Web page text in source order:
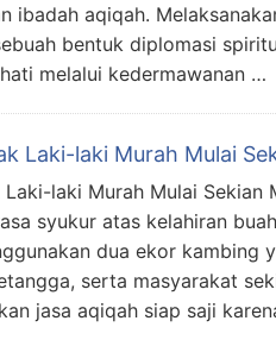
ibadah aqiqah.
bentuk diplomasi
melalui kedermawanan …
Laki-laki Murah Mulai
laki Murah Mulai Sekian
syukur atas kelahiran
dua ekor kambing
serta masyarakat
jasa aqiqah siap saji